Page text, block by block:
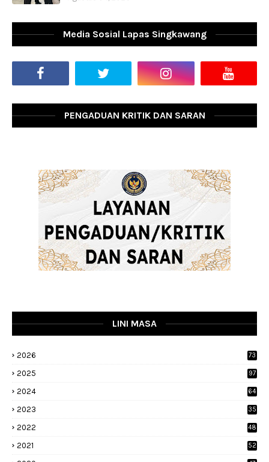
Media Sosial Lapas Singkawang
PENGADUAN KRITIK DAN SARAN
LINI MASA
2026 73
2025 97
2024 64
2023
35
2022
48
2021 52